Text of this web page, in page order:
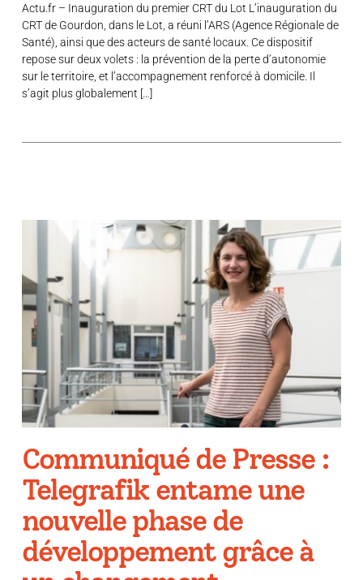
Actu.fr – Inauguration du premier CRT du Lot L’inauguration du
CRT de Gourdon, dans le Lot, a réuni l’ARS (Agence Régionale de
Santé), ainsi que des acteurs de santé locaux. Ce dispositif
repose sur deux volets : la prévention de la perte d’autonomie
sur le territoire, et l’accompagnement renforcé à domicile. Il
s’agit plus globalement […]
Communiqué de Presse :
Telegrafik entame une
nouvelle phase de
développement grâce à